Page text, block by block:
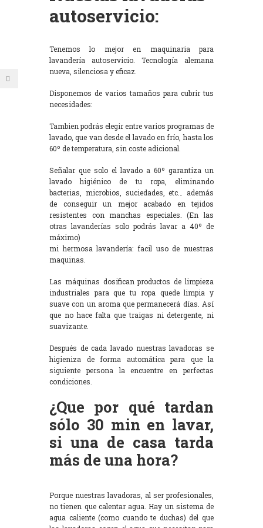
autoservicio:
Tenemos lo mejor en maquinaria para
lavandería autoservicio. Tecnología alemana
nueva, silenciosa y eficaz.
Disponemos de varios tamaños para cubrir tus
necesidades:
Tambien podrás elegir entre varios programas de
lavado, que van desde el lavado en frío, hasta los
60º de temperatura, sin coste adicional.
Señalar que solo el lavado a 60º garantiza un
lavado higiénico de tu ropa, eliminando
bacterias, microbios, suciedades, etc… además
de conseguir un mejor acabado en tejidos
resistentes con manchas especiales. (En las
otras lavanderías solo podrás lavar a 40º de
máximo)
mi hermosa lavandería: facil uso de nuestras
maquinas.
Las máquinas dosifican productos de limpieza
industriales para que tu ropa quede limpia y
suave con un aroma que permanecerá días. Así
que no hace falta que traigas ni detergente, ni
suavizante.
Después de cada lavado nuestras lavadoras se
higieniza de forma automática para que la
siguiente persona la encuentre en perfectas
condiciones.
¿Que por qué tardan
sólo 30 min en lavar,
si una de casa tarda
más de una hora?
Porque nuestras lavadoras, al ser profesionales,
no tienen que calentar agua. Hay un sistema de
agua caliente (como cuando te duchas) del que